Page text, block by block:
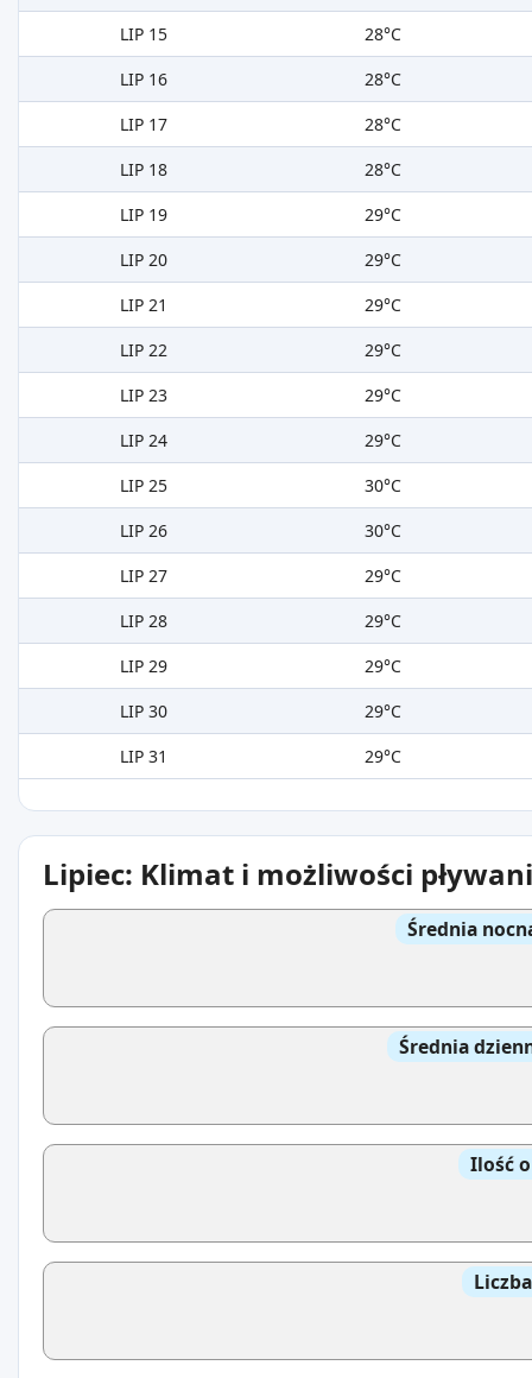
LIP 15
28°C
LIP 16
28°C
LIP 17
28°C
LIP 18
28°C
LIP 19
29°C
LIP 20
29°C
LIP 21
29°C
LIP 22
29°C
LIP 23
29°C
LIP 24
29°C
LIP 25
30°C
LIP 26
30°C
LIP 27
29°C
LIP 28
29°C
LIP 29
29°C
LIP 30
29°C
LIP 31
29°C
Lipiec: Klimat i możliwości
Średnia
Średnia
Ilość